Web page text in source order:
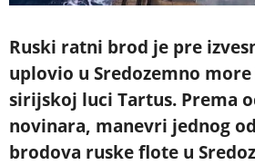
Ruski ratni brod je pre
uplovio u Sredozemno
sirijskoj luci Tartus. Prema
novinara, manevri jednog
brodova ruske flote u